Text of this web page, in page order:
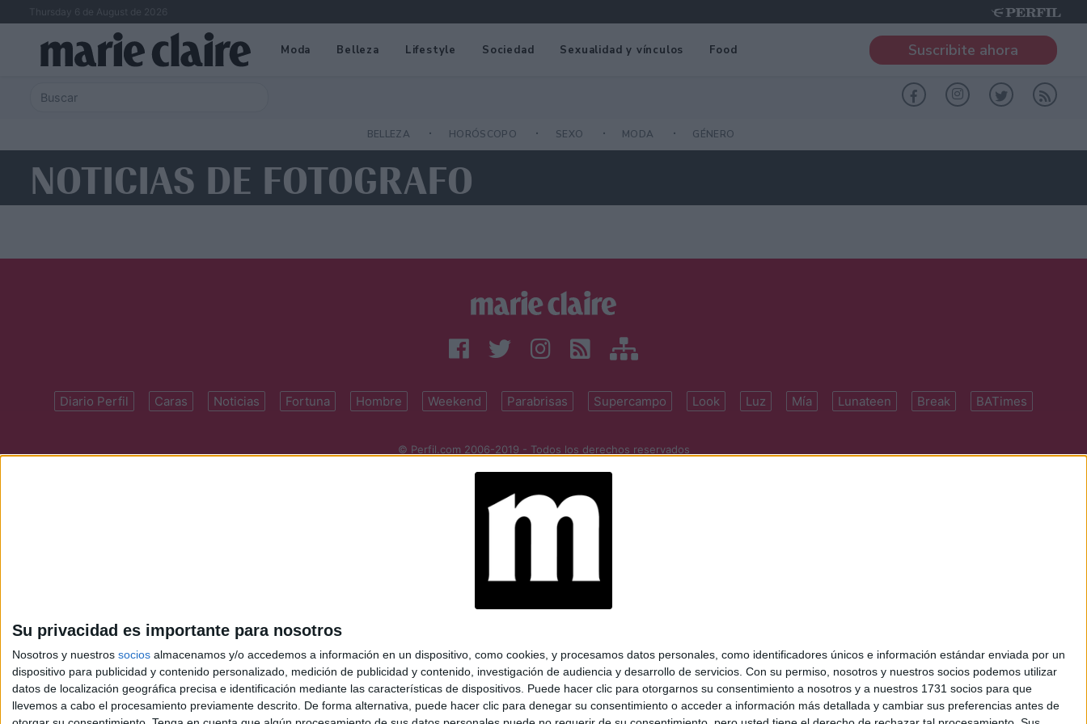
Su privacidad es importante para nosotros
Nosotros y nuestros socios almacenamos y/o accedemos a información en un dispositivo, como cookies, y procesamos datos personales, como identificadores únicos e información estándar enviada por un
dispositivo para publicidad y contenido personalizado, medición de publicidad y contenido, investigación de audiencia y desarrollo de servicios. Con su permiso, nosotros y nuestros socios podemos utilizar
datos de localización geográfica precisa e identificación mediante las características de dispositivos. Puede hacer clic para otorgarnos su consentimiento a nosotros y a nuestros 1731 socios para que
llevemos a cabo el procesamiento previamente descrito. De forma alternativa, puede hacer clic para denegar su consentimiento o acceder a información más detallada y cambiar sus preferencias antes de
Thursday 6 de August de 2026
Moda Belleza Lifestyle Sociedad Sexualidad y vínculos Food Suscribite ahora
BELLEZA HORÓSCOPO SEXO MODA GÉNERO
NOTICIAS DE FOTOGRAFO
Diario Perfil Caras Noticias Fortuna Hombre Weekend Parabrisas Supercampo Look Luz Mía Lunateen Break BATimes
© Perfil.com 2006-2019 - Todos los derechos reservados
perfilcom@perfil.com| Propietario: Diario Perfil S.A.